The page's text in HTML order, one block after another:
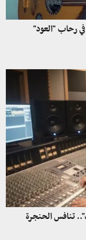
رحاب "العود"
تنافس الحنجرة